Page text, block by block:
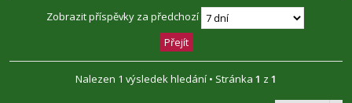
Zobrazit příspěvky za předchozí
Nalezen 1 výsledek hledání • Stránka 1 z 1